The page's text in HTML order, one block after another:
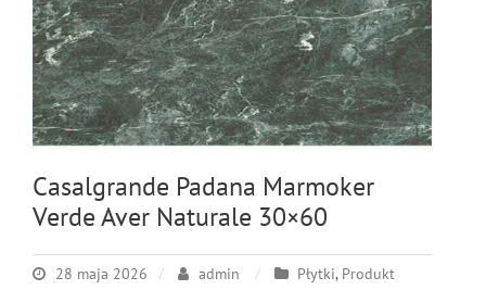
Casalgrande Padana Marmoker
Verde Aver Naturale 30×60
28 maja 2026 admin Płytki, Produkt